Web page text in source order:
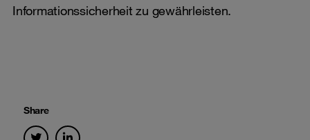
Informationssicherheit zu gewährleisten.
Share